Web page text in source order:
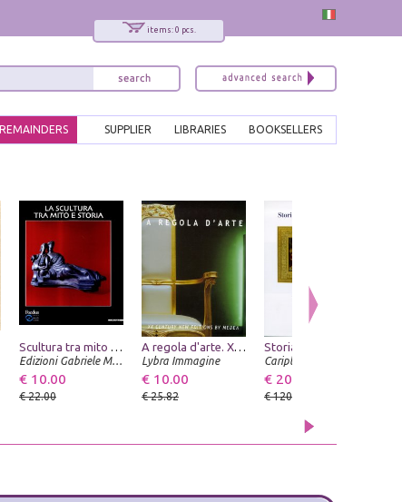
items: 0 pcs.
BOOKSELLERS
LIBRARIES
SUPPLIER
REMAINDERS
Scultura tra mito e storia
Edizioni Gabriele Mazzotta
€ 10.00
€ 22.00
A regola d'arte. XX century new editions by Medea. [Edizione italiana e inglese]
Lybra Immagine
€ 10.00
€ 25.82
Cariplo
€ 20.00
€ 120.00